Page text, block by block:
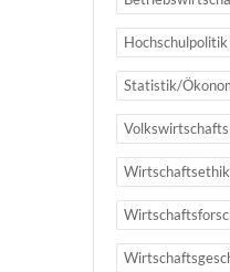
Hochschulpolitik
Statistik/
Wirtschaftsethik